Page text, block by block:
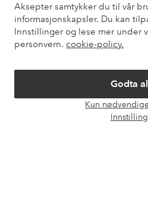
Aksepter samtykker du til vår
informasjonskapsler. Du kan
Innstillinger og lese mer under
personvern. cookie-policy.
Godta
Kun
Mine sider
Om Ellos